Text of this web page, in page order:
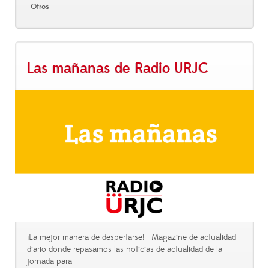
Otros
Las mañanas de Radio URJC
¡La mejor manera de despertarse! Magazine de actualidad
diario donde repasamos las noticias de actualidad de la
jornada para